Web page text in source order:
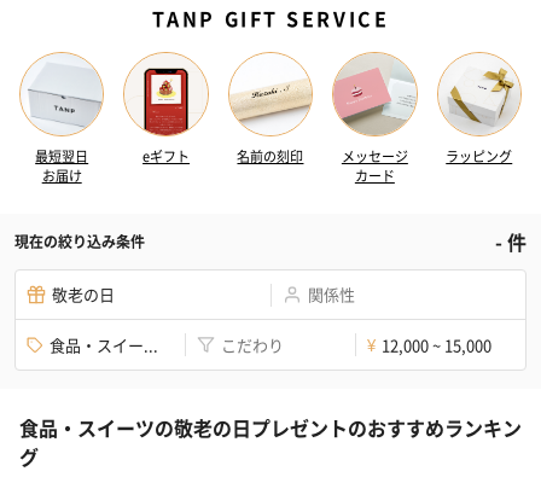
TANP GIFT SERVICE
最短翌日
お届け
eギフト 名前の刻印
メッセージ
カード
ラッピング
現在の絞り込み条件 -件
敬老の日 関係性
食品・スイー... こだわり ¥ 12,000 ~ 15,000
食品・スイーツの敬老の日プレゼントのおすすめランキン
グ